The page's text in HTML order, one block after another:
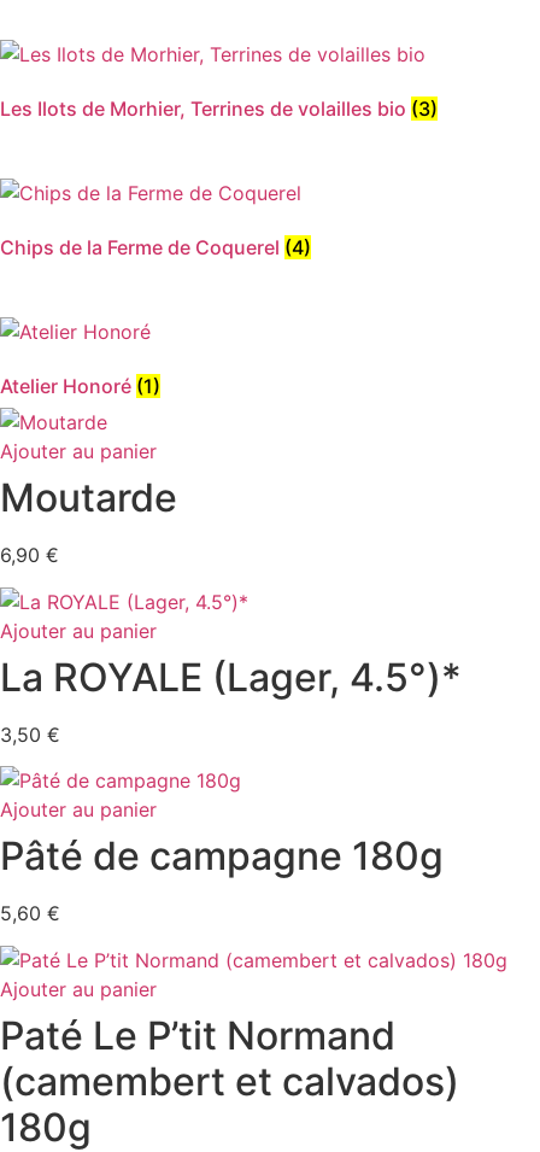
Les Ilots de Morhier, Terrines de volailles bio (3)
Chips de la Ferme de Coquerel (4)
Atelier Honoré (1)
Ajouter au panier
Moutarde
6,90 €
Ajouter au panier
La ROYALE (Lager, 4.5°)*
3,50 €
Ajouter au panier
Pâté de campagne 180g
5,60 €
Ajouter au panier
Paté Le P’tit Normand
(camembert et calvados)
180g